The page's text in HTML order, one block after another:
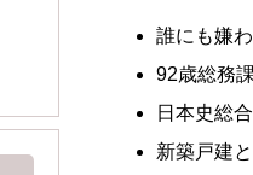
誰にも嫌
92歳総務
日本史総
新築戸建